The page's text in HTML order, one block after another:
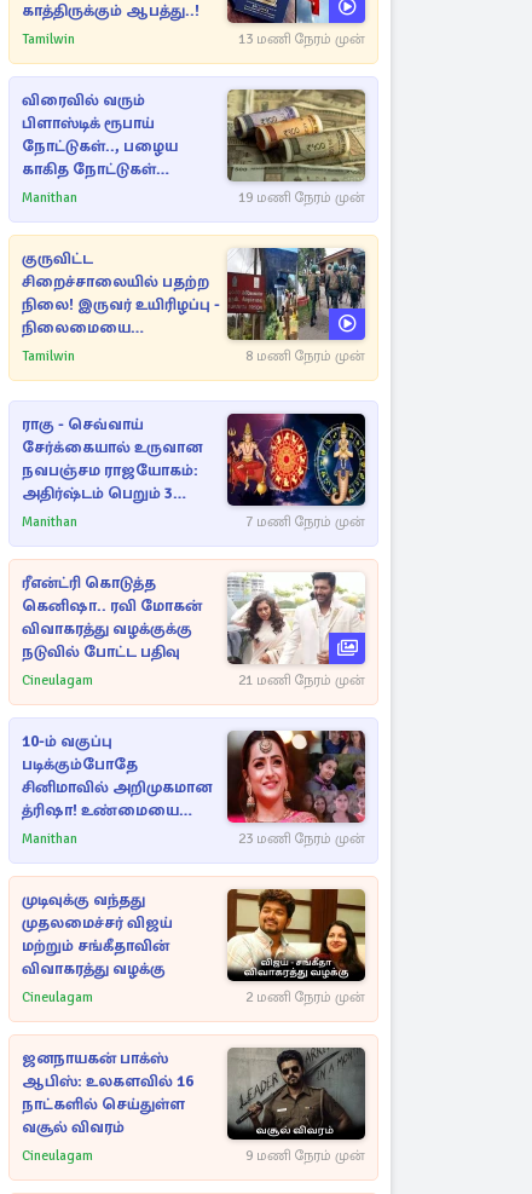
காத்திருக்கும் ஆபத்து..!
Tamilwin 13 மணி நேரம் முன்
விரைவில் வரும்
பிளாஸ்டிக் ரூபாய்
நோட்டுகள்.., பழைய
காகித நோட்டுகள்
செல்லுமா?
Manithan 19 மணி நேரம் முன்
குருவிட்ட
சிறைச்சாலையில் பதற்ற
நிலை! இருவர் உயிரிழப்பு -
நிலைமையை
கட்டுப்படுத்த பொலிஸார்
Tamilwin 8 மணி நேரம் முன்
ராகு - செவ்வாய்
சேர்க்கையால் உருவான
நவபஞ்சம ராஜயோகம்:
அதிர்ஷ்டம் பெறும் 3
ராசிகள்!
Manithan 7 மணி நேரம் முன்
ரீஎன்ட்ரி கொடுத்த
கெனிஷா.. ரவி மோகன்
விவாகரத்து வழக்குக்கு
நடுவில் போட்ட பதிவு
Cineulagam 21 மணி நேரம் முன்
10-ம் வகுப்பு
படிக்கும்போதே
சினிமாவில் அறிமுகமான
த்ரிஷா! உண்மையை
பகிர்ந்த இயக்குநர் பிரவீன்
Manithan 23 மணி நேரம் முன்
முடிவுக்கு வந்தது
முதலமைச்சர் விஜய்
மற்றும் சங்கீதாவின்
விவாகரத்து வழக்கு
Cineulagam 2 மணி நேரம் முன்
ஜனநாயகன் பாக்ஸ்
ஆபிஸ்: உலகளவில் 16
நாட்களில் செய்துள்ள
வசூல் விவரம்
Cineulagam 9 மணி நேரம் முன்